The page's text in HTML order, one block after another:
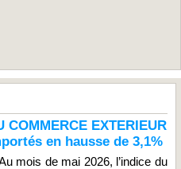
COMMERCE EXTERIEUR
en hausse de 3,1%
de mai 2026, l’indice du